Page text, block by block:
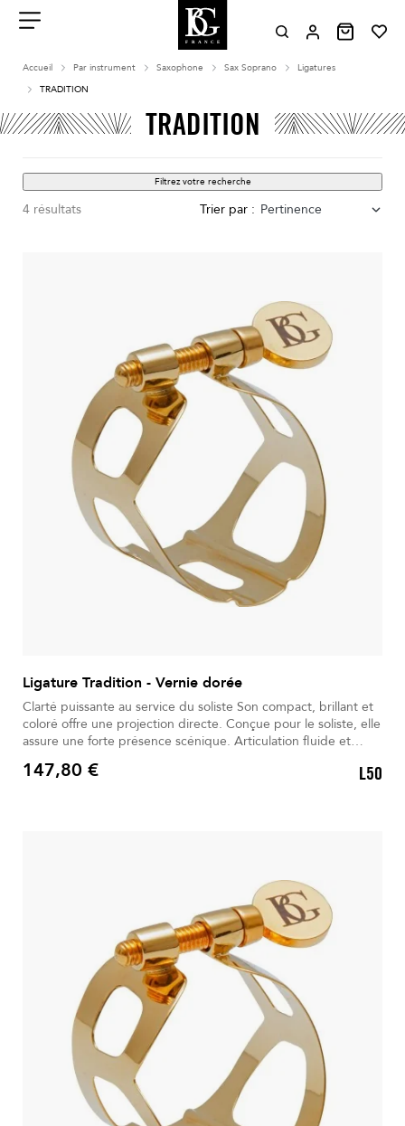
contenu
Accueil Par instrument Saxophone Sax Soprano
Ligatures
TRADITION
TRADITION
Filtrez votre recherche
4 résultats Trier par : Pertinence
Ligature Tradition - Vernie dorée
Clarté puissante au service du soliste Son compact, brillant et
coloré offre une projection directe. Conçue pour le soliste, elle
assure une forte présence scénique. Articulation fluide et
avec rainures favorise la vibration. La vis unique assure un
Prix
147,80 € L50